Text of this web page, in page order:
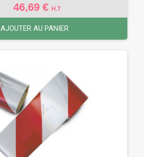
46,69 € H.T
AJOUTER AU PANIER